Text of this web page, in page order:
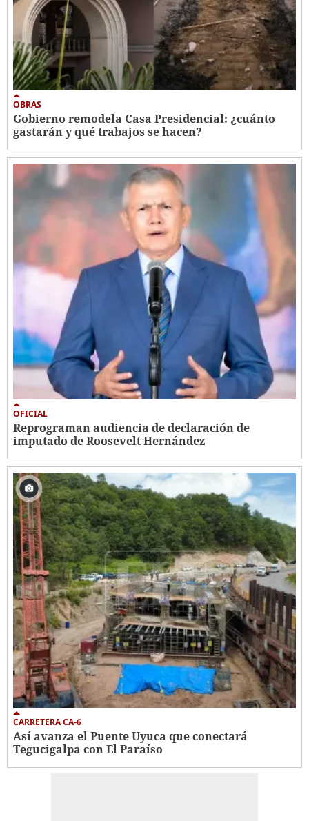
OBRAS
Gobierno remodela Casa Presidencial: ¿cuánto
gastarán y qué trabajos se hacen?
OFICIAL
Reprograman audiencia de declaración de
imputado de Roosevelt Hernández
CARRETERA CA-6
Así avanza el Puente Uyuca que conectará
Tegucigalpa con El Paraíso